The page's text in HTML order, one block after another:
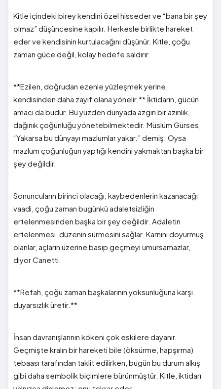
Kitle içindeki birey kendini özel hisseder ve “bana bir şey
olmaz” düşüncesine kapılır. Herkesle birlikte hareket
eder ve kendisinin kurtulacağını düşünür. Kitle, çoğu
zaman güce değil, kolay hedefe saldırır.
**Ezilen, doğrudan ezenle yüzleşmek yerine,
kendisinden daha zayıf olana yönelir.** İktidarın, gücün
amacı da budur. Bu yüzden dünyada azgın bir azınlık,
dağınık çoğunluğu yönetebilmektedir. Müslüm Gürses,
“Yakarsa bu dünyayı mazlumlar yakar.” demiş. Oysa
mazlum çoğunluğun yaptığı kendini yakmaktan başka bir
şey değildir.
Sonuncuların birinci olacağı, kaybedenlerin kazanacağı
vaadi, çoğu zaman bugünkü adaletsizliğin
ertelenmesinden başka bir şey değildir. Adaletin
ertelenmesi, düzenin sürmesini sağlar. Karnını doyurmuş
olanlar, açların üzerine basıp geçmeyi umursamazlar,
diyor Canetti.
**Refah, çoğu zaman başkalarının yoksunluğuna karşı
duyarsızlık üretir.**
İnsan davranışlarının kökeni çok eskilere dayanır.
Geçmişte kralın bir hareketi bile (öksürme, hapşırma)
tebaası tarafından taklit edilirken, bugün bu durum alkış
gibi daha sembolik biçimlere bürünmüştür. Kitle, iktidarı